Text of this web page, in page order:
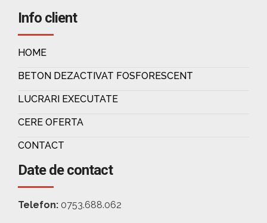
Info client
HOME
BETON DEZACTIVAT FOSFORESCENT
LUCRARI EXECUTATE
CERE OFERTA
CONTACT
Date de contact
Telefon: 0753.688.062